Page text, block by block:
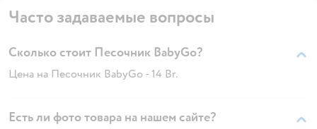
Часто задаваемые вопросы
Сколько стоит Песочник BabyGo?
Цена на Песочник BabyGo - 14 Br.
Есть ли фото товара на нашем сайте?